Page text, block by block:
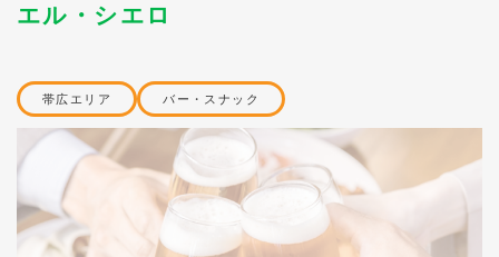
エル・シエロ
帯広エリア バー・スナック